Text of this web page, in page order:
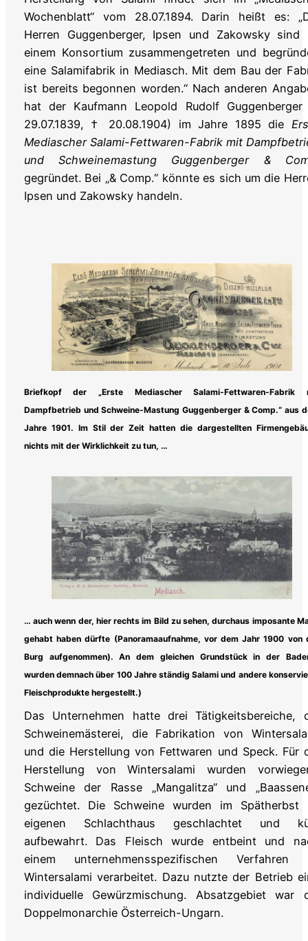
Wochenblatt“ vom 28.07.1894. Darin heißt es:
Herren Guggenberger, Ipsen und Zakowsky sind
einem Konsortium zusammengetreten und
eine Salamifabrik in Mediasch. Mit dem Bau der
ist bereits begonnen worden.“ Nach anderen
hat der Kaufmann Leopold Rudolf
29.07.1839, † 20.08.1904) im Jahre 1895 die
Mediascher Salami-Fettwaren-Fabrik mit
und Schweinemastung Guggenberger &
gegründet. Bei „& Comp.“ könnte es sich um die
Ipsen und Zakowsky handeln.
Briefkopf der „Erste Mediascher Salami-Fettwaren-Fabrik
Dampfbetrieb und Schweine-Mastung Guggenberger & Comp.“ aus
Jahre 1901. Im Stil der Zeit hatten die dargestellten
nichts mit der Wirklichkeit zu tun, …
… auch wenn der, hier rechts im Bild zu sehen, durchaus imposante
gehabt haben dürfte (Panoramaaufnahme, vor dem Jahr 1900 von
Burg aufgenommen). An dem gleichen Grundstück in der
wurden demnach über 100 Jahre ständig Salami und andere
Fleischprodukte hergestellt.)
Das Unternehmen hatte drei Tätigkeitsbereiche,
Schweinemästerei, die Fabrikation von
und die Herstellung von Fettwaren und Speck. Für
Herstellung von Wintersalami wurden
Schweine der Rasse „Mangalitza“ und
gezüchtet. Die Schweine wurden im Spätherbst
eigenen Schlachthaus geschlachtet und
aufbewahrt. Das Fleisch wurde entbeint und
einem unternehmensspezifischen Verfahren
Wintersalami verarbeitet. Dazu nutzte der Betrieb
individuelle Gewürzmischung. Absatzgebiet war
Doppelmonarchie Österreich-Ungarn.